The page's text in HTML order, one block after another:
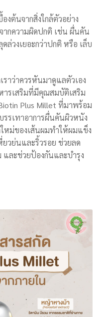
งต้นจากสิ่งใกล้ตัวอย่าง
ากความผิดปกติ เช่น ผื่นคัน
ล่วงเยอะกว่าปกติ หรือ เล็บ
าว่าควรหันมาดูแลตัวเอง
ารเสริมที่มีคุณสมบัติเสริม
Plus Millet ที่มาพร้อม
รรเทาอาการผื่นคันผิวหนัง
หม่ของเส้นผมทำให้ผมแข็ง
วย่นและริ้วรอย ช่วยลด
และช่วยป้องกันและบำรุง